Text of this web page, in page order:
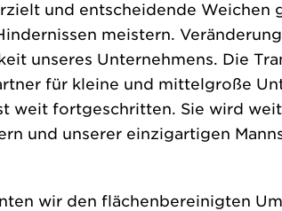
und entscheidende Weichen
meistern.
unseres Unternehmens. Die
für kleine und mittelgroße
weit fortgeschritten. Sie wird
und unserer einzigartigen
wir den flächenbereinigten